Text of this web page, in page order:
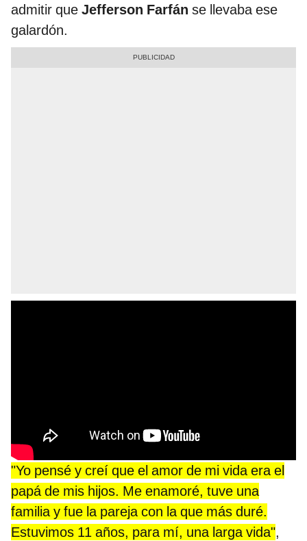
admitir que Jefferson Farfán se llevaba ese
galardón.
"Yo pensé y creí que el amor de mi vida era el
papá de mis hijos. Me enamoré, tuve una
familia y fue la pareja con la que más duré.
Estuvimos 11 años, para mí, una larga vida",